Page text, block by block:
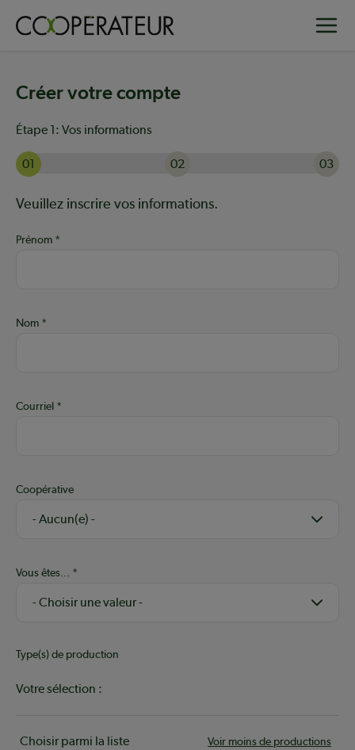
Créer votre compte
Étape 1: Vos informations
01 02
03
Aide :
Veuillez inscrire vos informations.
Prénom
Nom
Courriel
Coopérative
Vous êtes...
Type(s) de production
Votre sélection :
Choisir parmi la liste Voir moins de productions